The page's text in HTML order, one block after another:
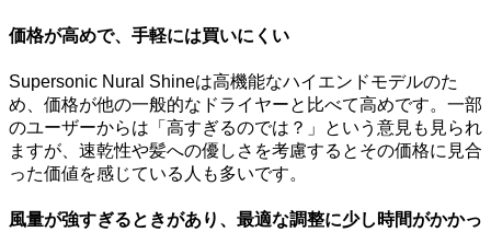
価格が高めで、手軽には買いにくい
Supersonic Nural Shineは高機能なハイエンドモデルのた
め、価格が他の一般的なドライヤーと比べて高めです。一部
のユーザーからは「高すぎるのでは？」という意見も見られ
ますが、速乾性や髪への優しさを考慮するとその価格に見合
った価値を感じている人も多いです。
風量が強すぎるときがあり、最適な調整に少し時間がかかっ